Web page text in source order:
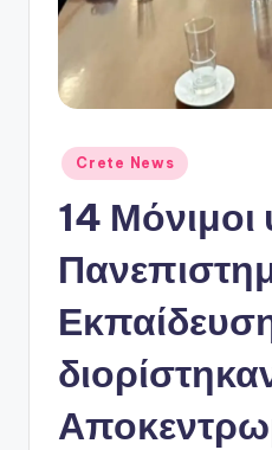
P
Αναρτήθηκε
σε
Crete News
14 Μόνιμοι